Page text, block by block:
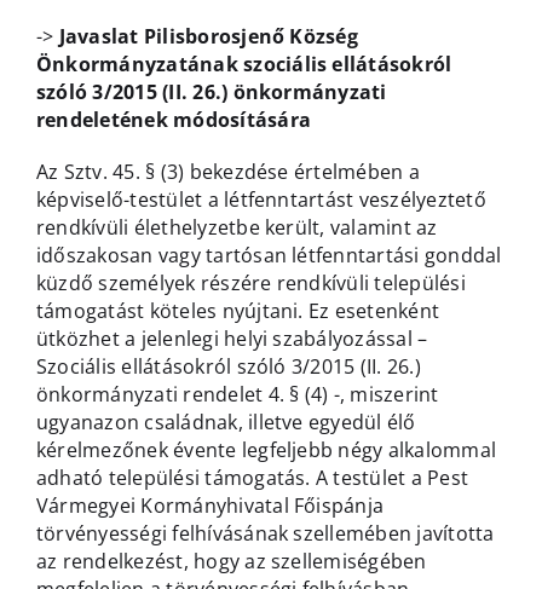
-> Javaslat Pilisborosjenő Község
Önkormányzatának szociális ellátásokról
szóló 3/2015 (II. 26.) önkormányzati
rendeletének módosítására
Az Sztv. 45. § (3) bekezdése értelmében a
képviselő-testület a létfenntartást veszélyeztető
rendkívüli élethelyzetbe került, valamint az
időszakosan vagy tartósan létfenntartási gonddal
küzdő személyek részére rendkívüli települési
támogatást köteles nyújtani. Ez esetenként
ütközhet a jelenlegi helyi szabályozással –
Szociális ellátásokról szóló 3/2015 (II. 26.)
önkormányzati rendelet 4. § (4) -, miszerint
ugyanazon családnak, illetve egyedül élő
kérelmezőnek évente legfeljebb négy alkalommal
adható települési támogatás. A testület a Pest
Vármegyei Kormányhivatal Főispánja
törvényességi felhívásának szellemében javította
az rendelkezést, hogy az szellemiségében